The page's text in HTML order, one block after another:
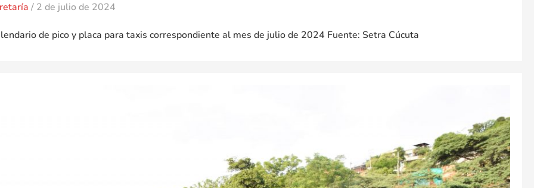
/ 2 de julio de 2024
de pico y placa para taxis correspondiente al mes de julio de 2024 Fuente: Setra Cúcuta